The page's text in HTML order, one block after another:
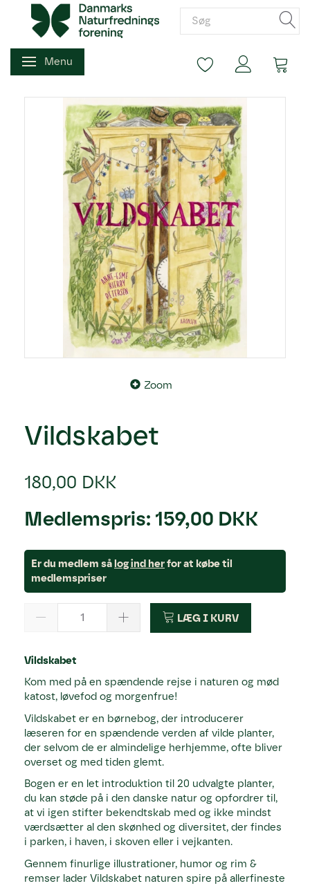
Skifte navigation
Menu
Zoom
Vildskabet
180,00 DKK
Medlemspris: 159,00 DKK
Er du medlem sålog ind herfor at købe til
medlemspriser
LÆG I KURV
Vildskabet
Kom med på en spændende rejse i naturen og mød
katost, løvefod og morgenfrue!
Vildskabet er en børnebog, der introducerer
læseren for en spændende verden af vilde planter,
der selvom de er almindelige herhjemme, ofte bliver
overset og med tiden glemt.
Bogen er en let introduktion til 20 udvalgte planter,
du kan støde på i den danske natur og opfordrer til,
at vi igen stifter bekendtskab med og ikke mindst
værdsætter al den skønhed og diversitet, der findes
i parken, i haven, i skoven eller i vejkanten.
Gennem finurlige illustrationer, humor og rim &
remser lader Vildskabet naturen spire på allerfineste